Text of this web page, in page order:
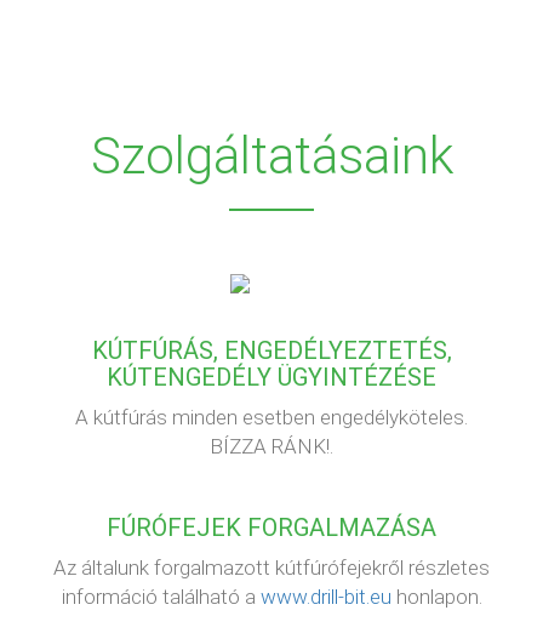
Szolgáltatásaink
KÚTFÚRÁS, ENGEDÉLYEZTETÉS,
KÚTENGEDÉLY ÜGYINTÉZÉSE
A kútfúrás minden esetben engedélyköteles.
BÍZZA RÁNK!.
FÚRÓFEJEK FORGALMAZÁSA
Az általunk forgalmazott kútfúrófejekről részletes
információ található a www.drill-bit.eu honlapon.